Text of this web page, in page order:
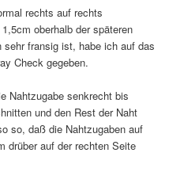
rechts auf rechts
oberhalb der späteren
fransig ist, habe ich auf das
Check gegeben.
Nahtzugabe senkrecht bis
und den Rest der Naht
so, daß die Nahtzugaben auf
drüber auf der rechten Seite